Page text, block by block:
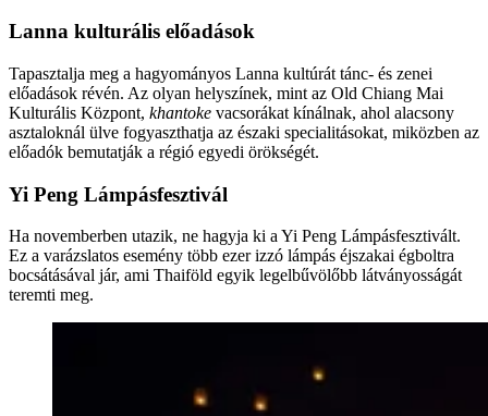
Lanna kulturális előadások
Tapasztalja meg a hagyományos Lanna kultúrát tánc- és zenei
előadások révén. Az olyan helyszínek, mint az Old Chiang Mai
Kulturális Központ, khantoke vacsorákat kínálnak, ahol alacsony
asztaloknál ülve fogyaszthatja az északi specialitásokat, miközben az
előadók bemutatják a régió egyedi örökségét.
Yi Peng Lámpásfesztivál
Ha novemberben utazik, ne hagyja ki a Yi Peng Lámpásfesztivált.
Ez a varázslatos esemény több ezer izzó lámpás éjszakai égboltra
bocsátásával jár, ami Thaiföld egyik legelbűvölőbb látványosságát
teremti meg.